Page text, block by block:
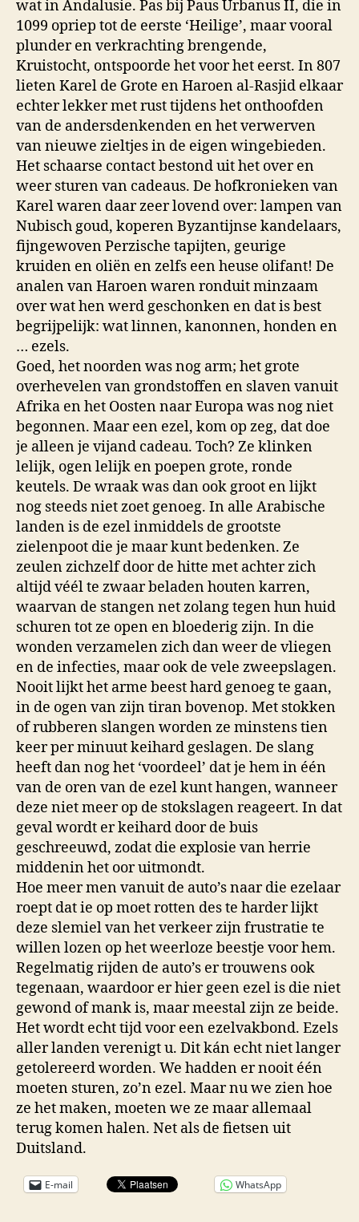
wat in Andalusie. Pas bij Paus Urbanus II, die in
1099 opriep tot de eerste ‘Heilige’, maar vooral
plunder en verkrachting brengende,
Kruistocht, ontspoorde het voor het eerst. In 807
lieten Karel de Grote en Haroen al-Rasjid elkaar
echter lekker met rust tijdens het onthoofden
van de andersdenkenden en het verwerven
van nieuwe zieltjes in de eigen wingebieden.
Het schaarse contact bestond uit het over en
weer sturen van cadeaus. De hofkronieken van
Karel waren daar zeer lovend over: lampen van
Nubisch goud, koperen Byzantijnse kandelaars,
fijngewoven Perzische tapijten, geurige
kruiden en oliën en zelfs een heuse olifant! De
analen van Haroen waren ronduit minzaam
over wat hen werd geschonken en dat is best
begrijpelijk: wat linnen, kanonnen, honden en
… ezels.
Goed, het noorden was nog arm; het grote
overhevelen van grondstoffen en slaven vanuit
Afrika en het Oosten naar Europa was nog niet
begonnen. Maar een ezel, kom op zeg, dat doe
je alleen je vijand cadeau. Toch? Ze klinken
lelijk, ogen lelijk en poepen grote, ronde
keutels. De wraak was dan ook groot en lijkt
nog steeds niet zoet genoeg. In alle Arabische
landen is de ezel inmiddels de grootste
zielenpoot die je maar kunt bedenken. Ze
zeulen zichzelf door de hitte met achter zich
altijd véél te zwaar beladen houten karren,
waarvan de stangen net zolang tegen hun huid
schuren tot ze open en bloederig zijn. In die
wonden verzamelen zich dan weer de vliegen
en de infecties, maar ook de vele zweepslagen.
Nooit lijkt het arme beest hard genoeg te gaan,
in de ogen van zijn tiran bovenop. Met stokken
of rubberen slangen worden ze minstens tien
keer per minuut keihard geslagen. De slang
heeft dan nog het ‘voordeel’ dat je hem in één
van de oren van de ezel kunt hangen, wanneer
deze niet meer op de stokslagen reageert. In dat
geval wordt er keihard door de buis
geschreeuwd, zodat die explosie van herrie
middenin het oor uitmondt.
Hoe meer men vanuit de auto’s naar die ezelaar
roept dat ie op moet rotten des te harder lijkt
deze slemiel van het verkeer zijn frustratie te
willen lozen op het weerloze beestje voor hem.
Regelmatig rijden de auto’s er trouwens ook
tegenaan, waardoor er hier geen ezel is die niet
gewond of mank is, maar meestal zijn ze beide.
Het wordt echt tijd voor een ezelvakbond. Ezels
aller landen verenigt u. Dit kán echt niet langer
getolereerd worden. We hadden er nooit één
moeten sturen, zo’n ezel. Maar nu we zien hoe
ze het maken, moeten we ze maar allemaal
terug komen halen. Net als de fietsen uit
Duitsland.
E-mail WhatsApp